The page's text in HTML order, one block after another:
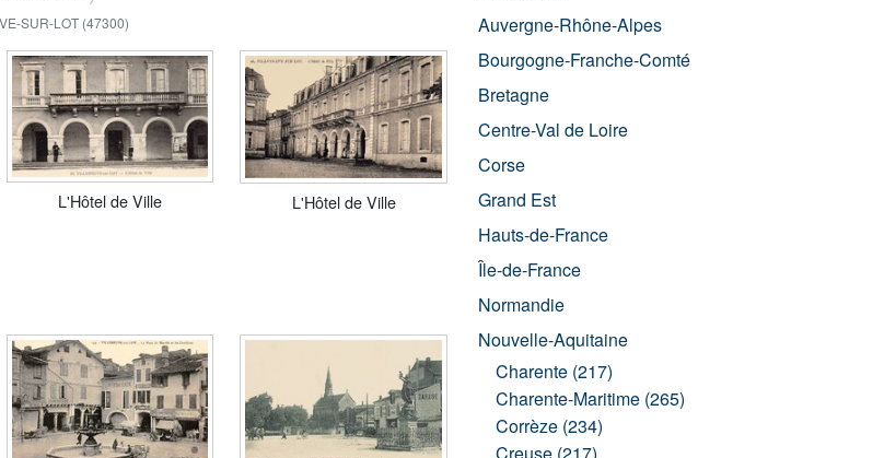
SUR-LOT (47300)
L'Hôtel de Ville L'Hôtel de Ville
Auvergne-Rhône-Alpes
Bourgogne-Franche-Comté
Bretagne
Centre-Val de Loire
Corse
Grand Est
Hauts-de-France
Île-de-France
Normandie
Nouvelle-Aquitaine
Charente (217)
Charente-Maritime (265)
Corrèze (234)